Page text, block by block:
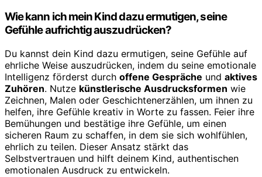
Wie kann ich mein Kind dazu ermutigen, seine
Gefühle aufrichtig auszudrücken?
Du kannst dein Kind dazu ermutigen, seine Gefühle auf
ehrliche Weise auszudrücken, indem du seine emotionale
Intelligenz förderst durch offene Gespräche und aktives
Zuhören. Nutze künstlerische Ausdrucksformen wie
Zeichnen, Malen oder Geschichtenerzählen, um ihnen zu
helfen, ihre Gefühle kreativ in Worte zu fassen. Feier ihre
Bemühungen und bestätige ihre Gefühle, um einen
sicheren Raum zu schaffen, in dem sie sich wohlfühlen,
ehrlich zu teilen. Dieser Ansatz stärkt das
Selbstvertrauen und hilft deinem Kind, authentischen
emotionalen Ausdruck zu entwickeln.